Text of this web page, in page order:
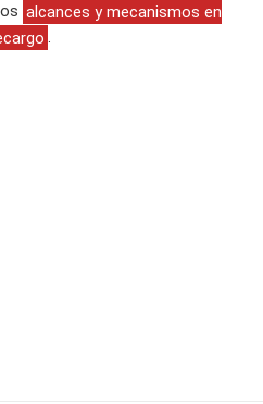
alcances y mecanismos en
.